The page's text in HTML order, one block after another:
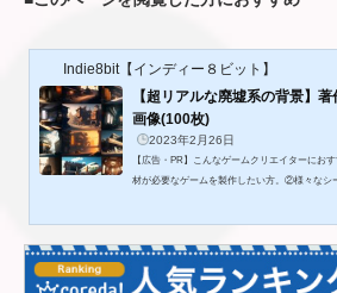
Indie8bit【インディー８ビット】
【超リアルな廃墟系の背景】
画像(100枚)
2023年2月26日
【広告・PR】こんなゲームクリエイターにお
材が必要なゲームを製作したい方。②様々なシ
背景の高解像度画像(2304×1536)背景100枚セ
は以下のように色々なシーンが含まれていま